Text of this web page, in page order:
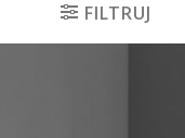
FILTRUJ